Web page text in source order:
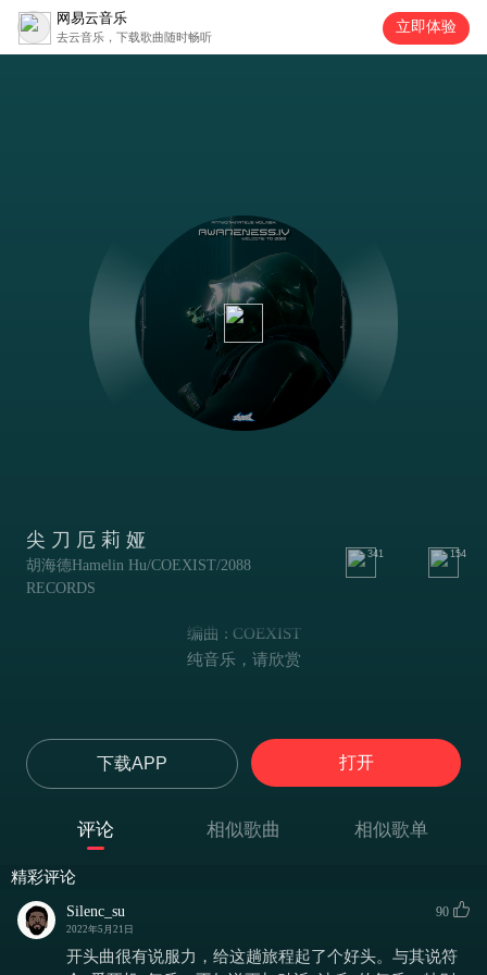
网易云音乐
去云音乐，下载歌曲随时畅听
立即体验
尖 刀 厄 莉 娅
胡海德Hamelin Hu/COEXIST/2088
RECORDS
341 154
编曲 : COEXIST
纯音乐，请欣赏
下载APP 打开
评论 相似歌曲 相似歌单
精彩评论
Silenc_su
2022年5月21日
90
开头曲很有说服力，给这趟旅程起了个好头。与其说符